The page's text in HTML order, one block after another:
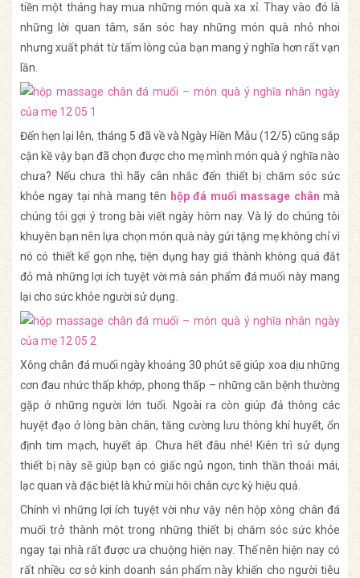
tiền một tháng hay mua những món quà xa xỉ. Thay vào đó là
những lời quan tâm, săn sóc hay những món quà nhỏ nhoi
nhưng xuất phát từ tấm lòng của bạn mang ý nghĩa hơn rất vạn
lần.
Đến hẹn lại lên, tháng 5 đã về và Ngày Hiền Mẫu (12/5) cũng sắp
cận kề vậy bạn đã chọn được cho mẹ mình món quà ý nghĩa nào
chưa? Nếu chưa thì hãy cân nhắc đến thiết bị chăm sóc sức
khỏe ngay tại nhà mang tên hộp đá muối massage chân mà
chúng tôi gợi ý trong bài viết ngày hôm nay. Và lý do chúng tôi
khuyên bạn nên lựa chọn món quà này gửi tặng mẹ không chỉ vì
nó có thiết kế gọn nhẹ, tiện dụng hay giá thành không quá đắt
đỏ mà những lợi ích tuyệt vời mà sản phẩm đá muối này mang
lại cho sức khỏe người sử dụng.
Xông chân đá muối ngày khoảng 30 phút sẽ giúp xoa dịu những
cơn đau nhức thấp khớp, phong thấp – những căn bệnh thường
gặp ở những người lớn tuổi. Ngoài ra còn giúp đả thông các
huyệt đạo ở lòng bàn chân, tăng cường lưu thông khí huyết, ổn
định tim mạch, huyết áp. Chưa hết đâu nhé! Kiên trì sử dụng
thiết bị này sẽ giúp bạn có giấc ngủ ngon, tinh thần thoải mái,
lạc quan và đặc biệt là khử mùi hôi chân cực kỳ hiệu quả.
Chính vì những lợi ích tuyệt vời như vậy nên hộp xông chân đá
muối trở thành một trong những thiết bị chăm sóc sức khỏe
ngay tại nhà rất được ưa chuộng hiện nay. Thế nên hiện nay có
rất nhiều cơ sở kinh doanh sản phẩm này khiến cho người tiêu